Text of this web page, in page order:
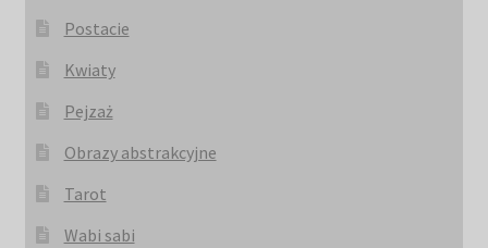
Postacie
Kwiaty
Pejzaż
Obrazy abstrakcyjne
Tarot
Wabi sabi